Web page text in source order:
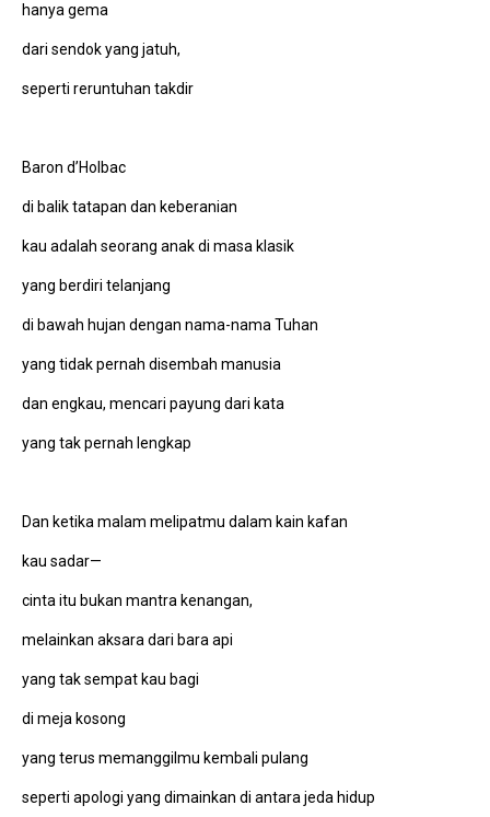
hanya gema
dari sendok yang jatuh,
seperti reruntuhan takdir
Baron d’Holbac
di balik tatapan dan keberanian
kau adalah seorang anak di masa klasik
yang berdiri telanjang
di bawah hujan dengan nama-nama Tuhan
yang tidak pernah disembah manusia
dan engkau, mencari payung dari kata
yang tak pernah lengkap
Dan ketika malam melipatmu dalam kain kafan
kau sadar—
cinta itu bukan mantra kenangan,
melainkan aksara dari bara api
yang tak sempat kau bagi
di meja kosong
yang terus memanggilmu kembali pulang
seperti apologi yang dimainkan di antara jeda hidup